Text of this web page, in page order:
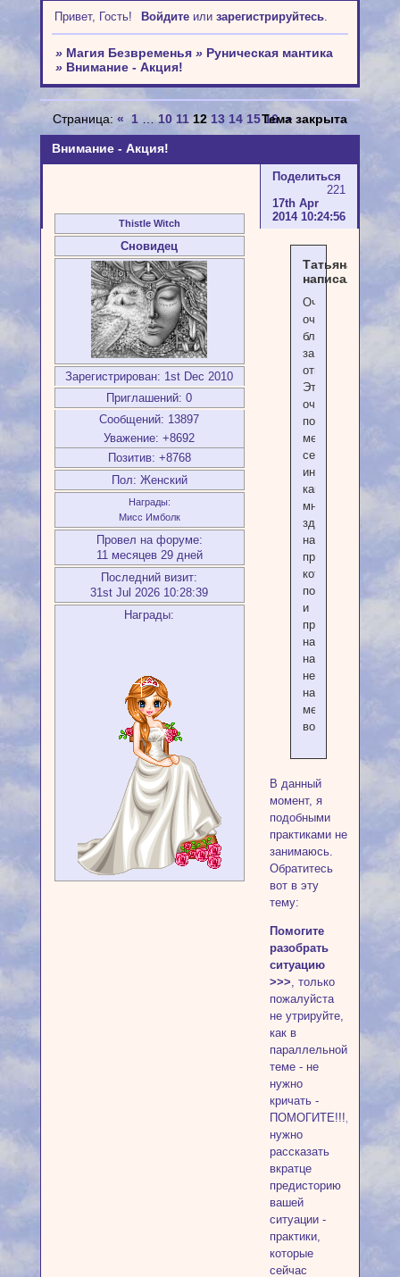
Привет, Гость! Войдитеили зарегистрируйтесь.
» Магия Безвременья » Руническая мантика
» Внимание - Акция!
Внимание - Акция!
Страница: « 1 … 10 11 12 13 14 15 16 »
Тема закрыта
Поделиться
221
17th Apr
2014 10:24:56
Thistle Witch
Сновидец
Зарегистрирован: 1st Dec 2010
Приглашений: 0
Сообщений: 13897
Уважение: +8692
Позитив: +8768
Пол: Женский
Награды:
Мисс Имболк
Провел на форуме:
11 месяцев 29 дней
Последний визит:
31st Jul 2026 10:28:39
Награды:
ТатьянаЛ1981
написал(а):
Очень
очень
благодарю
за
ответы!
Это
очень
поддержало
меня))
сейчас
интересует
как
мне
здесь
найти
практика,
который
почистит
и
продиагностирует
на
наличие
негативных
на
меня
воздействий.
В данный
момент, я
подобными
практиками не
занимаюсь.
Обратитесь
вот в эту
тему:
Помогите
разобрать
ситуацию
>>> , только
пожалуйста
не утрируйте,
как в
параллельной
теме - не
нужно
кричать -
ПОМОГИТЕ!!!,
нужно
рассказать
вкратце
предисторию
вашей
ситуации -
практики,
которые
сейчас